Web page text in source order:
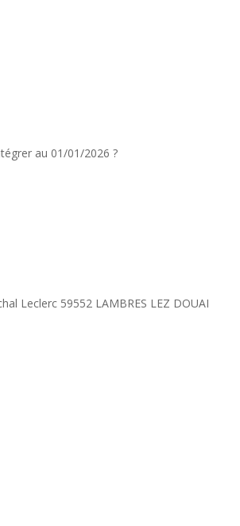
au 01/01/2026 ?
Leclerc 59552 LAMBRES LEZ DOUAI